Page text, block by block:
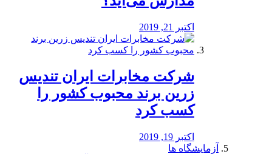
اکتبر 21, 2019
شرکت مخابرات ایران تندیس
زرین برند محبوب کشور را
کسب کرد
اکتبر 19, 2019
آزمایشگاه ها